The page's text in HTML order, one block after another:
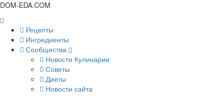
DOM-EDA.COM
Рецепты
Ингредиенты
Сообщества
Новости Кулинарии
Советы
Диеты
Новости сайта